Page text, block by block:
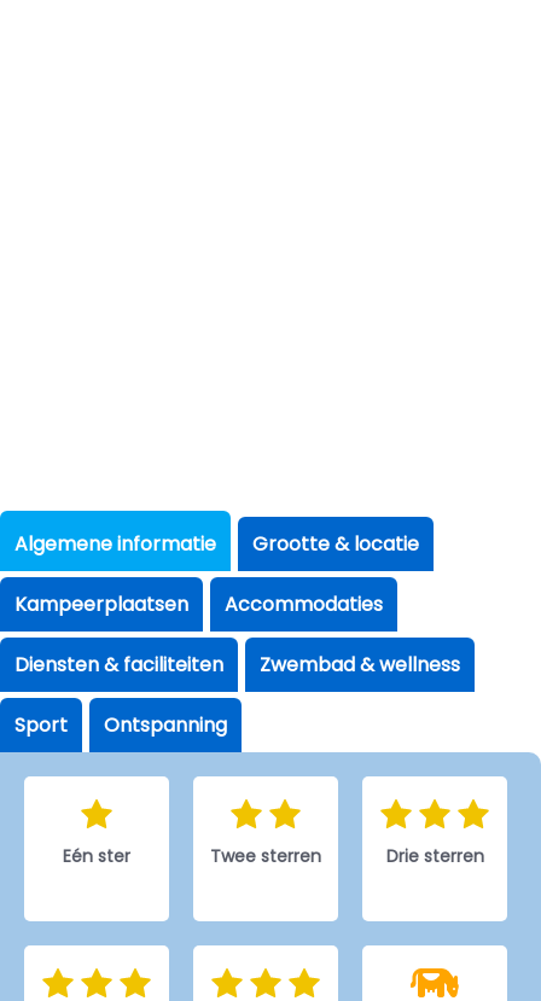
Algemene informatie
Eén ster Twee sterren Drie sterren
Grootte & locatie
Kampeerplaatsen Accommodaties
Diensten & faciliteiten Zwembad & wellness
Sport Ontspanning